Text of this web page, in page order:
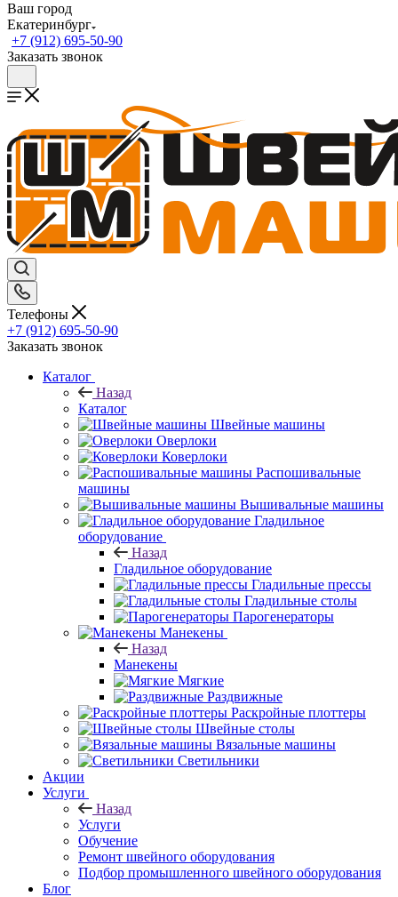
Ваш город
Екатеринбург
+7 (912) 695-50-90
Заказать звонок
Телефоны
+7 (912) 695-50-90
Заказать звонок
Каталог
Назад
Каталог
Швейные машины
Оверлоки
Коверлоки
Распошивальные
машины
Вышивальные машины
Гладильное
оборудование
Назад
Гладильное оборудование
Гладильные прессы
Гладильные столы
Парогенераторы
Манекены
Назад
Манекены
Мягкие
Раздвижные
Раскройные плоттеры
Швейные столы
Вязальные машины
Светильники
Акции
Услуги
Назад
Услуги
Обучение
Ремонт швейного оборудования
Подбор промышленного швейного оборудования
Блог